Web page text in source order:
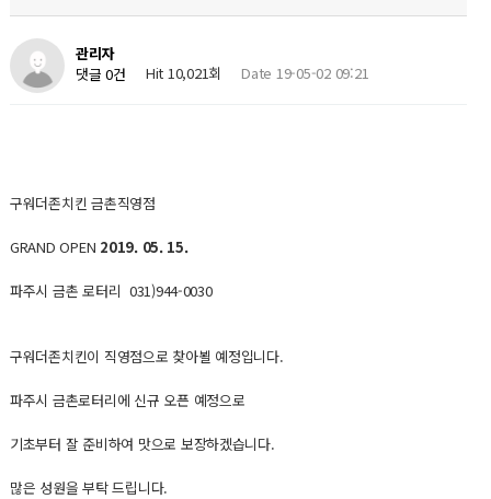
관리자
댓글 0건
Hit 10,021회 Date 19-05-02 09:21
구워더존치킨 금촌직영점
GRAND OPEN 2019. 05. 15.
파주시 금촌 로터리 031)944-0030
구워더존치킨이 직영점으로 찾아뵐 예정입니다.
파주시 금촌로터리에 신규 오픈 예정으로
기초부터 잘 준비하여 맛으로 보장하겠습니다.
많은 성원을 부탁 드립니다.